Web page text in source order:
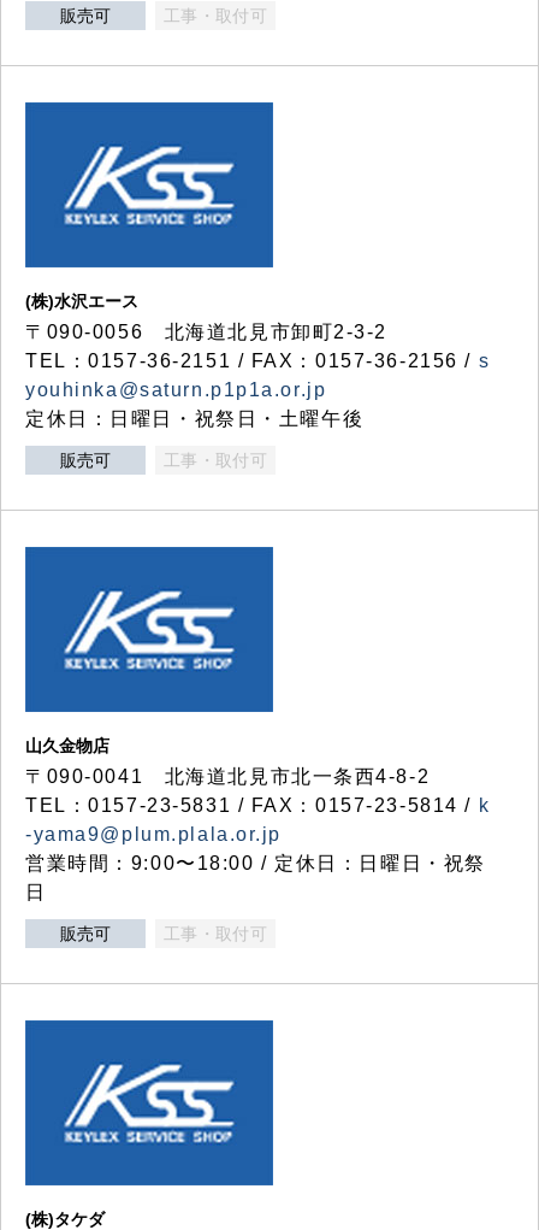
販売可 工事・取付可
(株)水沢エース
〒090-0056 北海道北見市卸町2-3-2
TEL：0157-36-2151 / FAX：0157-36-2156 / s
youhinka@saturn.p1p1a.or.jp
定休日：日曜日・祝祭日・土曜午後
販売可 工事・取付可
山久金物店
〒090-0041 北海道北見市北一条西4-8-2
TEL：0157-23-5831 / FAX：0157-23-5814 / k
-yama9@plum.plala.or.jp
営業時間：9:00〜18:00 / 定休日：日曜日・祝祭
日
販売可 工事・取付可
(株)タケダ